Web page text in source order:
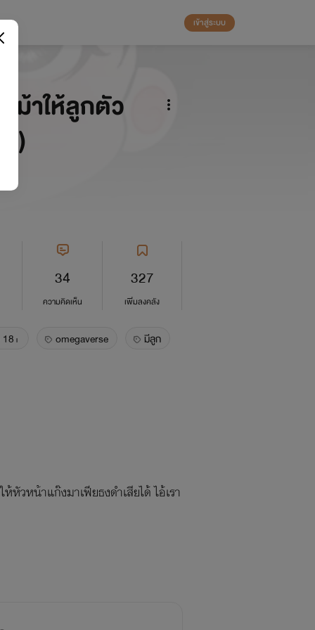
เข้าสู่ระบบ
ม้าให้ลูกตัว
34
ความคิดเห็น
327
เพิ่มลงคลัง
18+ omegaverse
มีลูก
วหน้าแก๊งมาเฟียธงดำเสียได้ ไอ้เรา